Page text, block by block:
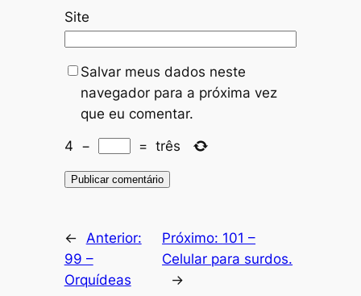
Site
Salvar meus dados neste
navegador para a próxima vez
que eu comentar.
4 − = três
←
Anterior:
99 –
Orquídeas
Próximo: 101 –
Celular para surdos.
→